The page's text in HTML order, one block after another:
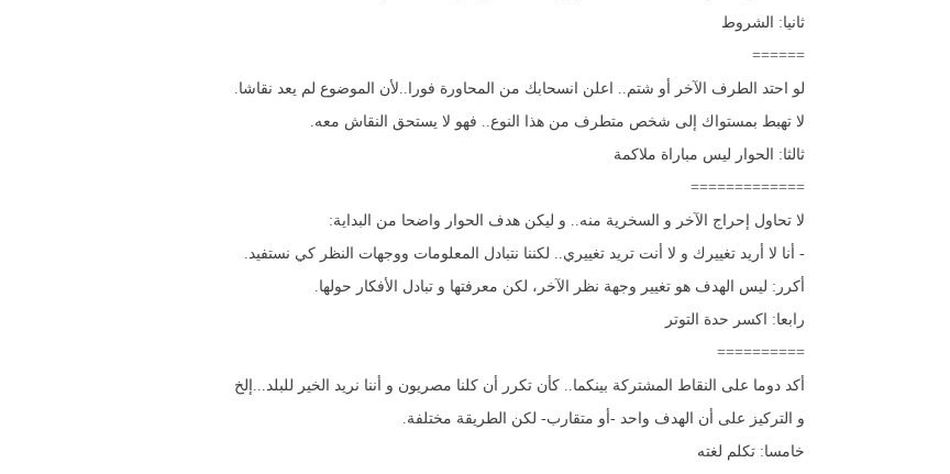
ثانيا: الشروط
======
لو احتد الطرف الآخر أو شتم.. اعلن انسحابك من المحاورة فورا..لأن الموضوع لم يعد نقاشا.
لا تهبط بمستواك إلى شخص متطرف من هذا النوع.. فهو لا يستحق النقاش معه.
ثالثا: الحوار ليس مباراة ملاكمة
=============
لا تحاول إحراج الآخر و السخرية منه.. و ليكن هدف الحوار واضحا من البداية:
- أنا لا أريد تغييرك و لا أنت تريد تغييري.. لكننا نتبادل المعلومات ووجهات النظر كي نستفيد.
أكرر: ليس الهدف هو تغيير وجهة نظر الآخر، لكن معرفتها و تبادل الأفكار حولها.
رابعا: اكسر حدة التوتر
==========
أكد دوما على النقاط المشتركة بينكما.. كأن تكرر أن كلنا مصريون و أننا نريد الخير للبلد...إلخ
و التركيز على أن الهدف واحد -أو متقارب- لكن الطريقة مختلفة.
خامسا: تكلم لغته